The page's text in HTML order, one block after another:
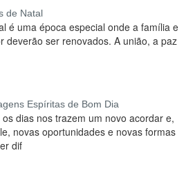
de Natal
é uma época especial onde a família e
deverão ser renovados. A união, a paz
Espíritas de Bom Dia
os dias nos trazem um novo acordar e,
novas oportunidades e novas formas
dif